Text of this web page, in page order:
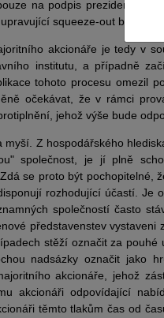
na podpis prezidenta a
squeeze-out budou
akcionáře je tedy v
institutu, a případně
tohoto procesu omezil
očekávat, že v rámci
jehož výše bude
myší. Z hospodářského
společnost, je jí plně
se proto být pochopitelné,
rozhodující účastí. Je
společností často
představenstev
stěží označit za pouhé
nadsázky označit jako
akcionáře, jehož
akcionáři odpovídající
těmto tlakům čas od
JUDr. Tomáš